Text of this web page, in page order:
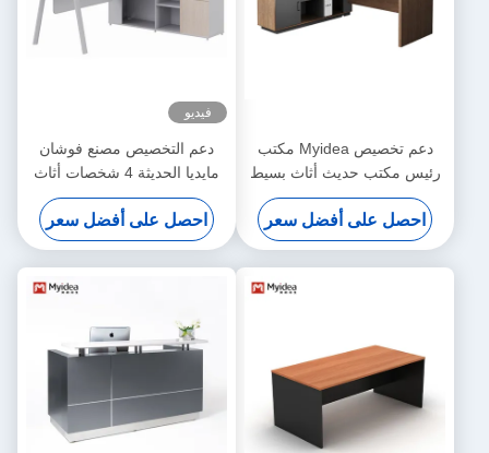
دعم تخصيص Myidea مكتب
رئيس مكتب حديث أثاث بسيط
شخص واحد مع خزانة فرعية
احصل على أفضل سعر
فيديو
دعم التخصيص مصنع فوشان
مايديا الحديثة 4 شخصات أثاث
مكتب محطة عمل طاولة مع
الساق المعدنية
احصل على أفضل سعر